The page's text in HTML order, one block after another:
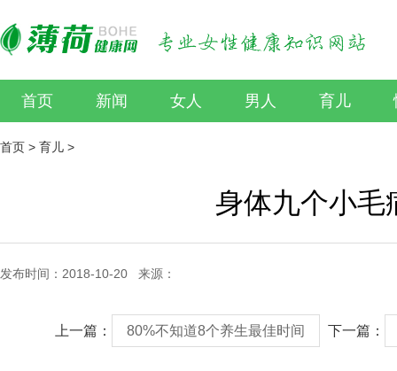
首页 新闻 女人 男人 育儿
首页 > 育儿 >
身体九个小毛
发布时间：2018-10-20 来源：
上一篇： 80%不知道8个养生最佳时间 下一篇：